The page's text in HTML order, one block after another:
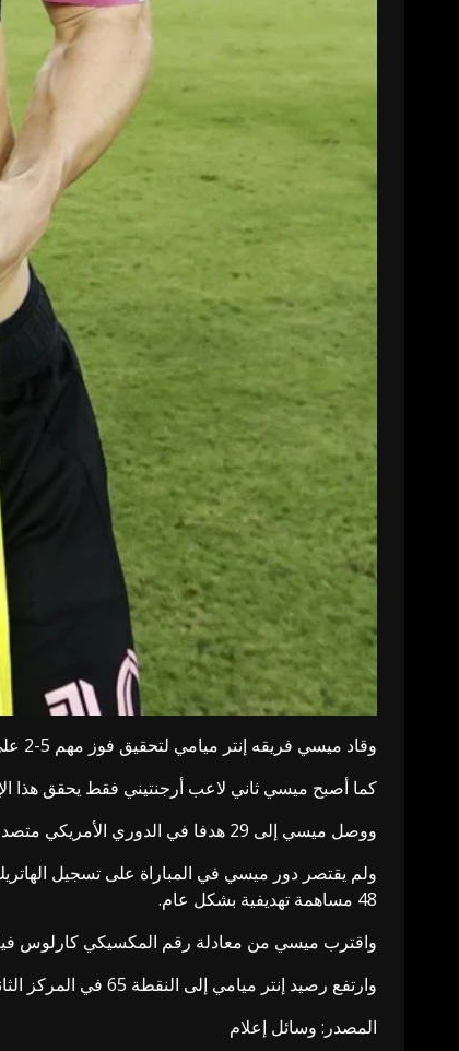
وقاد ميسي فريقه إنتر ميامي لتحقيق فوز مهم 5-2 على ناشفيل في الجولة الأخيرة قبل المرحلة الفاصلة من الدوري الأمريكي مسجلا هاتريك وصنع هدفا آخر.
كما أصبح ميسي ثاني لاعب أرجنتيني فقط يحقق هذا الإنجاز بعد فالنتين
ووصل ميسي إلى 29 هدفا في الدوري الأمريكي متصدرا قائمة هدافي البطولة ليحصد النجم الأرجنتيني جائزة الحذاء الذهبي في موسم 2025 من الدوري الأمريكي في عمر الـ 38 عاما.
48 مساهمة تهديفية بشكل عام.
واقترب ميسي من معادلة رقم المكسيكي كارلوس فيلا صاحب الرقم
وارتفع رصيد إنتر ميامي إلى النقطة 65 في المركز الثاني بجدول ترتيب الدوري الأمريكي بفارق نقطة وحيدة عن يونيون صاحب المركز الأول في الجدول برصيد 66 نقطة.
المصدر: وسائل إعلام